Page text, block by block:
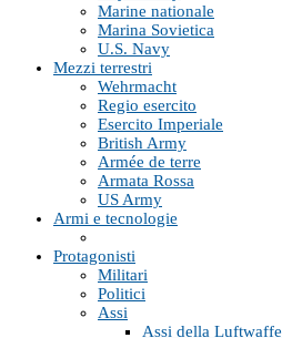
Marine nationale
Marina Sovietica
U.S. Navy
Mezzi terrestri
Wehrmacht
Regio esercito
Esercito Imperiale
British Army
Armée de terre
Armata Rossa
US Army
Armi e tecnologie
Protagonisti
Militari
Politici
Assi
Assi della Luftwaffe